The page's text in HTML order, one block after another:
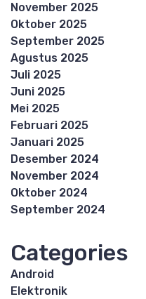
November 2025
Oktober 2025
September 2025
Agustus 2025
Juli 2025
Juni 2025
Mei 2025
Februari 2025
Januari 2025
Desember 2024
November 2024
Oktober 2024
September 2024
Categories
Android
Elektronik